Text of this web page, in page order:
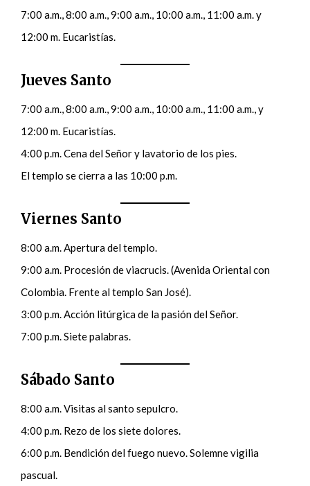
7:00 a.m., 8:00 a.m., 9:00 a.m., 10:00 a.m., 11:00 a.m. y
12:00 m. Eucaristías.
Jueves Santo
7:00 a.m., 8:00 a.m., 9:00 a.m., 10:00 a.m., 11:00 a.m., y
12:00 m. Eucaristías.
4:00 p.m. Cena del Señor y lavatorio de los pies.
El templo se cierra a las 10:00 p.m.
Viernes Santo
8:00 a.m. Apertura del templo.
9:00 a.m. Procesión de viacrucis. (Avenida Oriental con
Colombia. Frente al templo San José).
3:00 p.m. Acción litúrgica de la pasión del Señor.
7:00 p.m. Siete palabras.
Sábado Santo
8:00 a.m. Visitas al santo sepulcro.
4:00 p.m. Rezo de los siete dolores.
6:00 p.m. Bendición del fuego nuevo. Solemne vigilia
pascual.